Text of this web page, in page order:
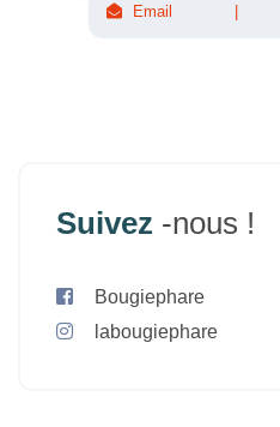
Email
Suivez -nous !
Bougiephare
labougiephare